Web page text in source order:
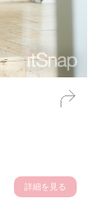
詳細を見る